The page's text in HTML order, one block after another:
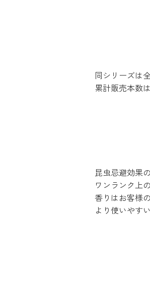
同シリーズは
累計販売本数
昆虫忌避効果
ワンランク上
香りはお客様
より使いやす